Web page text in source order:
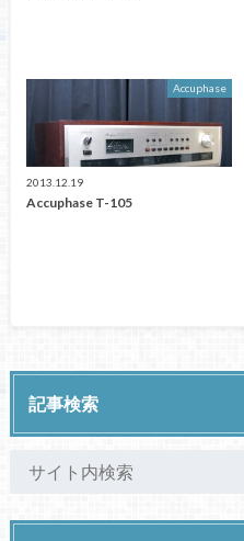
Accuphase
2013.12.19
Accuphase T-105
記事検索